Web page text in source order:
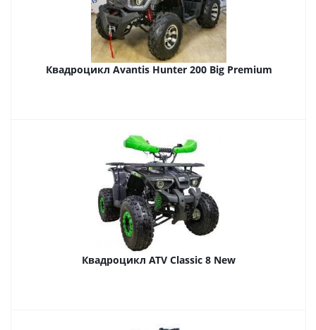
Квадроцикл Avantis Hunter 200 Big Premium
Квадроцикл ATV Classic 8 New